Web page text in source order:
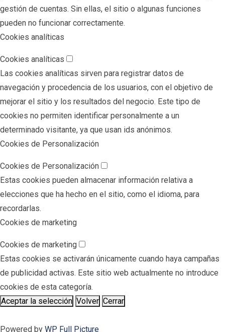
gestión de cuentas. Sin ellas, el sitio o algunas funciones
pueden no funcionar correctamente.
Cookies analíticas
Cookies analíticas
Las cookies analíticas sirven para registrar datos de
navegación y procedencia de los usuarios, con el objetivo de
mejorar el sitio y los resultados del negocio. Este tipo de
cookies no permiten identificar personalmente a un
determinado visitante, ya que usan ids anónimos.
Cookies de Personalización
Cookies de Personalización
Estas cookies pueden almacenar información relativa a
elecciones que ha hecho en el sitio, como el idioma, para
recordarlas.
Cookies de marketing
Cookies de marketing
Estas cookies se activarán únicamente cuando haya campañas
de publicidad activas. Este sitio web actualmente no introduce
cookies de esta categoría.
Aceptar la selección Volver Cerrar
Powered by WP Full Picture